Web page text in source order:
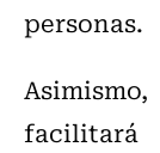
personas.